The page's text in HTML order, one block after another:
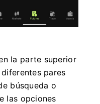
la parte superior
pares
búsqueda o
las opciones